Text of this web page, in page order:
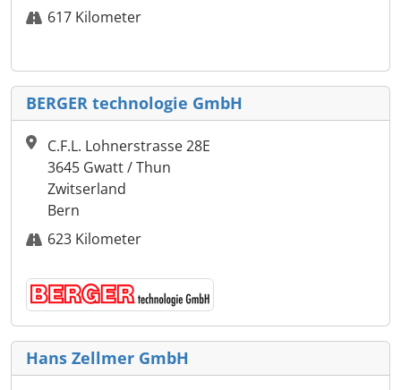
617 Kilometer
BERGER technologie GmbH
C.F.L. Lohnerstrasse 28E
3645 Gwatt / Thun
Zwitserland
Bern
623 Kilometer
Hans Zellmer GmbH